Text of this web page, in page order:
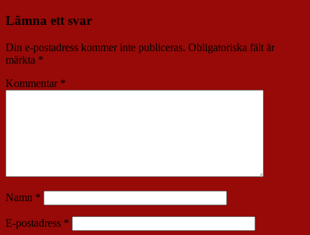
Lämna ett svar
Din e-postadress kommer inte publiceras. Obligatoriska fält är
märkta *
Kommentar *
Namn *
E-postadress *